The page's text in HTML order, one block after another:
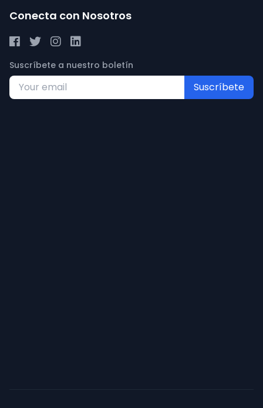
Conecta con Nosotros
Suscríbete a nuestro boletín
Suscríbete